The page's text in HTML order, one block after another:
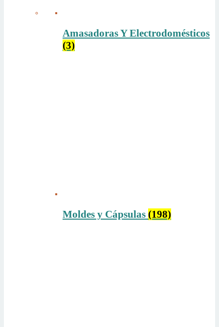
Amasadoras Y Electrodomésticos
(3)
Moldes y Cápsulas (198)